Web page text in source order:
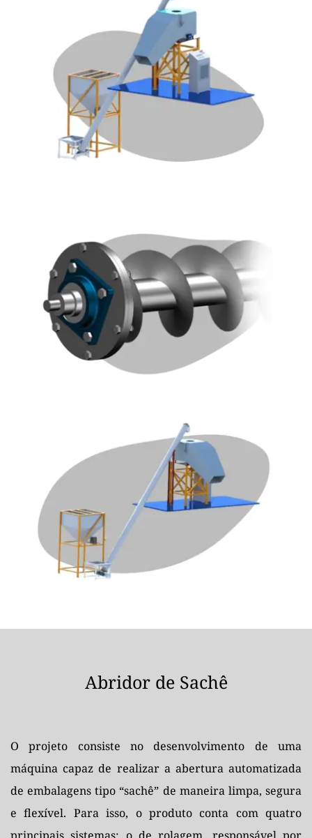
Abridor de Sachê
O projeto consiste no desenvolvimento de uma
máquina capaz de realizar a abertura automatizada
de embalagens tipo “sachê” de maneira limpa, segura
e flexível. Para isso, o produto conta com quatro